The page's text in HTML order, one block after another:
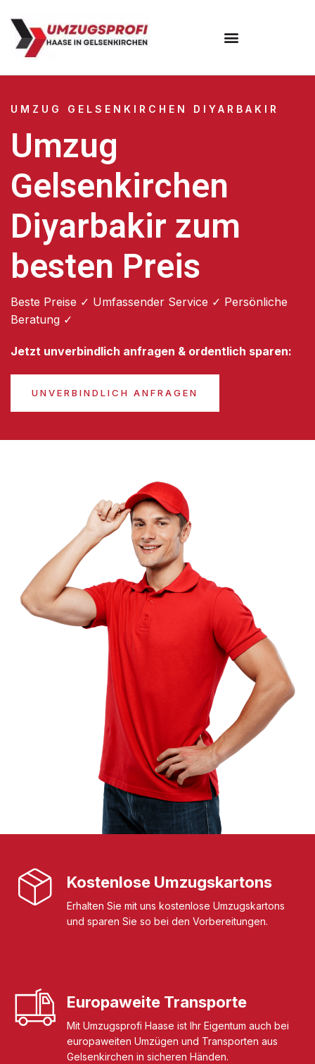
UMZUG GELSENKIRCHEN DIYARBAKIR
Umzug
Gelsenkirchen
Diyarbakir zum
besten Preis
Beste Preise ✓ Umfassender Service ✓ Persönliche
Beratung ✓
Jetzt unverbindlich anfragen & ordentlich sparen:
UNVERBINDLICH ANFRAGEN
Kostenlose Umzugskartons
Erhalten Sie mit uns kostenlose Umzugskartons
und sparen Sie so bei den Vorbereitungen.
Europaweite Transporte
Mit Umzugsprofi Haase ist Ihr Eigentum auch bei
europaweiten Umzügen und Transporten aus
Gelsenkirchen in sicheren Händen.